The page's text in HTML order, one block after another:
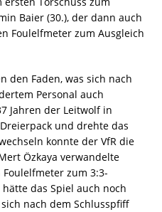
Baier (30.), der dann auch
Foulelfmeter zum Ausgleich
den Faden, was sich nach
Personal auch
Jahren der Leitwolf in
und drehte das
konnte der VfR die
Özkaya verwandelte
zum 3:3-
das Spiel auch noch
nach dem Schlusspfiff